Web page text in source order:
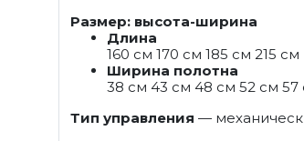
Размер: высота-ширина
Длина
160 см 170 см 185 см 215 см
Ширина полотна
38 см 43 см 48 см 52 см 57
Тип управления —